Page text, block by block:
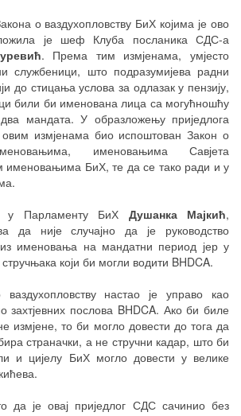
о ваздухопловству БиХ којима је ово
је шеф Клуба посланика СДС-а
. Према тим измјенама, умјесто
службеници, што подразумијева радни
до стицања услова за одлазак у пензију,
били би именована лица са могућношћу
мандата. У образложењу приједлога
измјенама био испоштован Закон о
именовањима Савјета
именовањима БиХ, те да се тако ради и у
у Парламенту БиХ Душанка Мајкић,
да није случајно да је руководство
из именовања на мандатни период јер у
који би могли водити BHDCA.
настао је управо као
захтјевних послова BHDCA. Ако би биле
измјене, то би могло довести до тога да
страначки, а не стручни кадар, што би
и цијелу БиХ могло довести у велике
да је овај приједлог СДС сачинио без